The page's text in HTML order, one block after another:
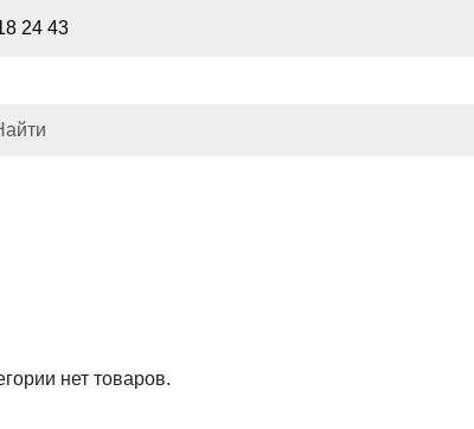
24 43
нет товаров.